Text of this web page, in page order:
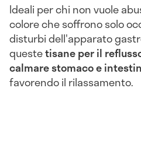
Ideali per chi non vuole
colore che soffrono solo
disturbi dell'apparato
questetisane per il
calmare stomaco e
favorendo il rilassamento.